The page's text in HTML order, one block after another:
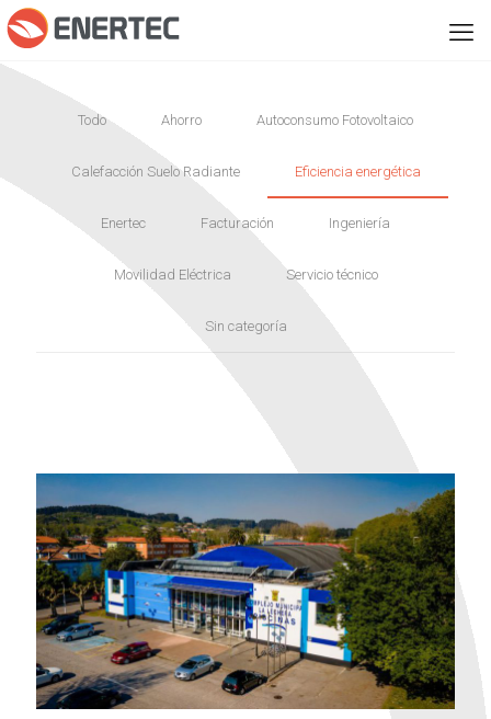
Todo Ahorro Autoconsumo Fotovoltaico
Calefacción Suelo Radiante Eficiencia energética
Enertec Facturación Ingeniería
Movilidad Eléctrica Servicio técnico
Sin categoría